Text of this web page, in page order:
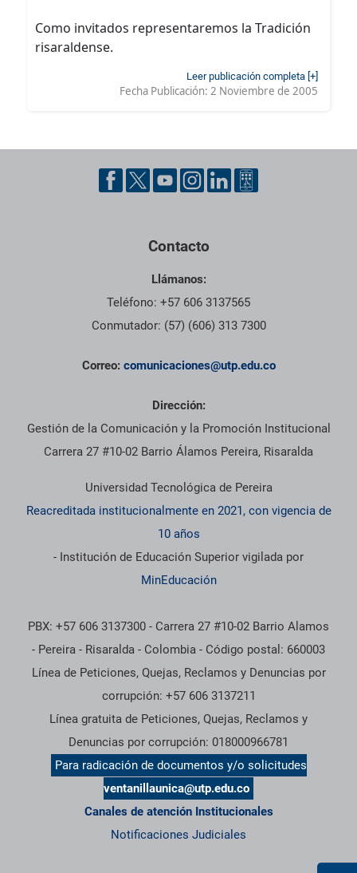
Como invitados representaremos la Tradición
risaraldense.
Leer publicación completa [+]
Fecha Publicación: 2 Noviembre de 2005
Contacto
Llámanos:
Teléfono: +57 606 3137565
Conmutador: (57) (606) 313 7300
Correo: comunicaciones@utp.edu.co
Dirección:
Gestión de la Comunicación y la Promoción Institucional
Carrera 27 #10-02 Barrio Álamos Pereira, Risaralda
Universidad Tecnológica de Pereira
Reacreditada institucionalmente en 2021, con vigencia de
10 años
- Institución de Educación Superior vigilada por
MinEducación
PBX: +57 606 3137300 - Carrera 27 #10-02 Barrio Alamos
- Pereira - Risaralda - Colombia - Código postal: 660003
Línea de Peticiones, Quejas, Reclamos y Denuncias por
corrupción: +57 606 3137211
Línea gratuita de Peticiones, Quejas, Reclamos y
Denuncias por corrupción: 018000966781
Para radicación de documentos y/o solicitudes
ventanillaunica@utp.edu.co
Canales de atención Institucionales
Notificaciones Judiciales